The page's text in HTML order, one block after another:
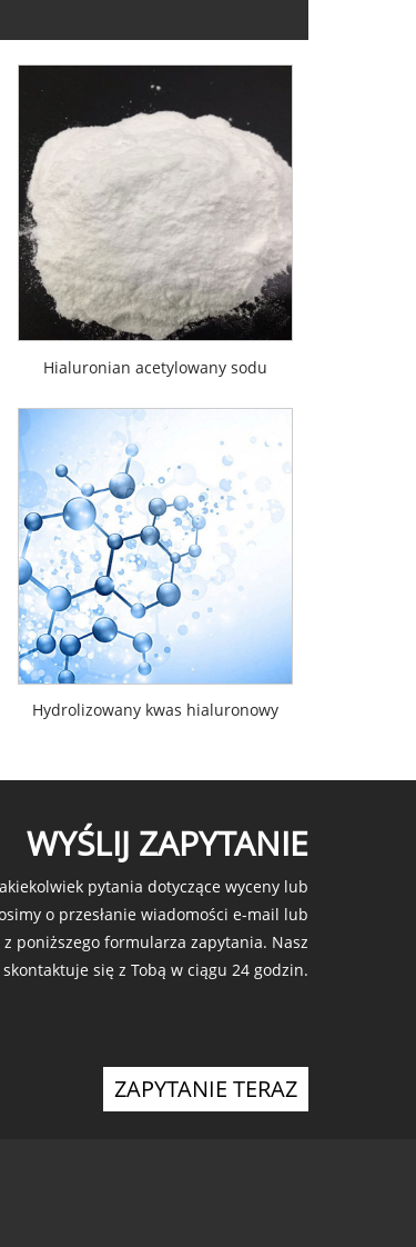
Hialuronian acetylowany sodu
Hydrolizowany kwas hialuronowy
WYŚLIJ ZAPYTANIE
pytania dotyczące wyceny lub
o przesłanie wiadomości e-mail lub
poniższego formularza zapytania. Nasz
się z Tobą w ciągu 24 godzin.
ZAPYTANIE TERAZ